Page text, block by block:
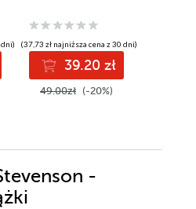
dni) (37,73 zł najniższa cena z 30 dni)
39.20 zł
49.00zł (-20%)
-